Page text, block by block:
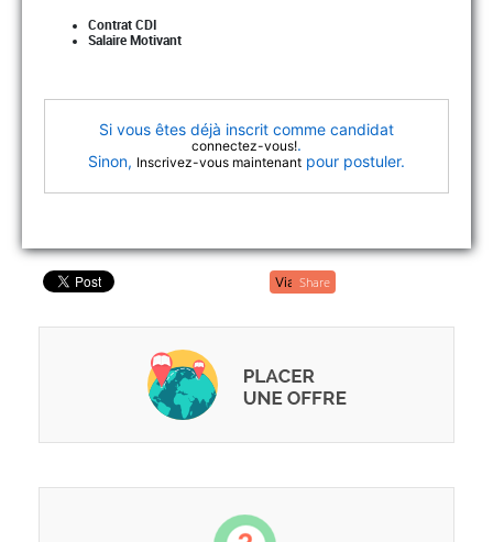
Contrat CDI
Salaire Motivant
Si vous êtes déjà inscrit comme candidat
connectez-vous!.
Sinon, Inscrivez-vous maintenant pour postuler.
Share